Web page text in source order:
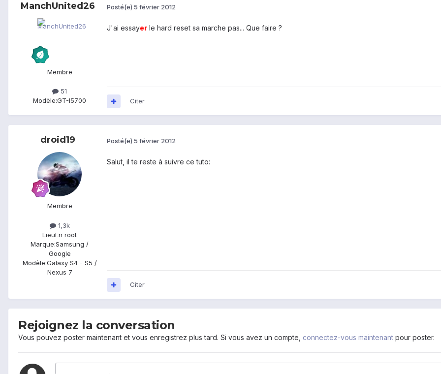
ManchUnited26
Membre
51
Modèle:GT-I5700
Posté(e) 5 février 2012
J'ai essayer le hard reset sa marche pas... Que faire ?
Citer
droid19
Membre
1,3k
LieuEn root
Marque:Samsung /
Google
Modèle:Galaxy S4 - S5 /
Nexus 7
Posté(e) 5 février 2012
Salut, il te reste à suivre ce tuto:
Citer
Rejoignez la conversation
Vous pouvez poster maintenant et vous enregistrez plus tard. Si vous avez un compte, connectez-vous maintenant pour poster.